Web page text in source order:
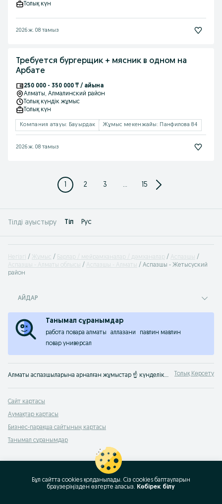
Толық күн
2026 ж. 08 тамыз
Требуется бургерщик + мясник в одном на
Арбате
250 000 - 350 000 ₸ / айына
Алматы, Алмалинский район
Толық күндік жұмыс
Толық күн
Компания атауы: Бауырдак Жұмыс мекенжайы: Панфилова 84
2026 ж. 08 тамыз
1 2 3 ... 15
Тілді ауыстыру Tіл Рус
Негізгі Жұмыс Барлар / мейрамханалар / дəмханалар
Аспазшы
Аспазшы - Алматы облысы
Аспазшы - Алматы
Аспазшы - Жетысуский
район
АЙДАР
Танымал сұранымдар
работа повара алматы аллазани
павлин мавлин
повар универсал
Алматы аспазшыларына арналған жұмыстар ☝ күнделікті төленетін ⭐ вахталық әдіспен. Тікелей жұмыс берушілер ұсынған жұмыстарды тез табатын жер ☛ OLX.kz Алматы Толық Көрсету
Сайт картасы
Аумақтар картасы
Бизнес-парақша сайтының картасы
Танымал сұранымдар
Бұл сайтта cookies қолданылады. Сіз cookies баптауларын
браузеріңізден өзгерте аласыз. Көбірек білу